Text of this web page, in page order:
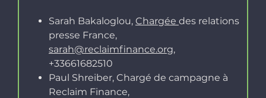
Sarah Bakaloglou, Chargée des relations
presse France,
sarah@reclaimfinance.org,
+33661682510
Paul Shreiber, Chargé de campagne à
Reclaim Finance,